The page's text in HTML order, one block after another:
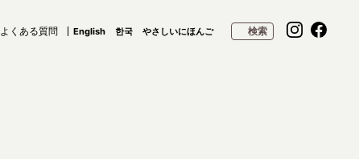
よくある質問 English 한국 やさしいにほんご 検索